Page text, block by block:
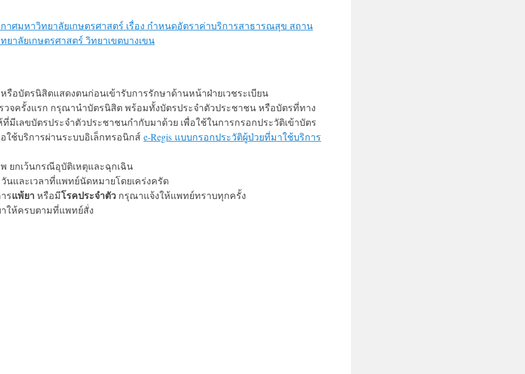
าศมหาวิทยาลัยเกษตรศาสตร์ เรื่อง กำหนดอัตราค่าบริการสาธารณสุข สถาน
ยาลัยเกษตรศาสตร์ วิทยาเขตบางเขน
รือบัตรนิสิตแสดงตนก่อนเข้ารับการรักษาด้านหน้าฝ่ายเวชระเบียน
วจครั้งแรก กรุณานำบัตรนิสิต พร้อมทั้งบัตรประจำตัวประชาชน หรือบัตรที่ทาง
มีเลขบัตรประจำตัวประชาชนกำกับมาด้วย เพื่อใช้ในการกรอกประวัติเข้าบัตร
อใช้บริการผ่านระบบอิเล็กทรอนิกส์ e-Regis แบบกรอกประวัติผู้ป่วยที่มาใช้บริการ
ยกเว้นกรณีอุบัติเหตุและฉุกเฉิน
นและเวลาที่แพทย์นัดหมายโดยเคร่งครัด
รแพ้ยา หรือมีโรคประจำตัว กรุณาแจ้งให้แพทย์ทราบทุกครั้ง
ให้ครบตามที่แพทย์สั่ง